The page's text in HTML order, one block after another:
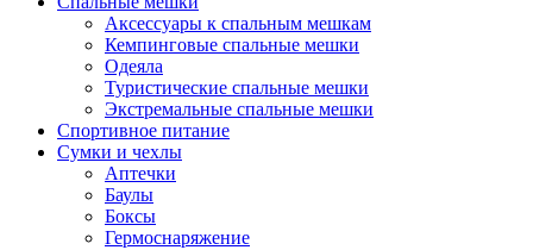
Аксессуары к спальным мешкам
Кемпинговые спальные мешки
Одеяла
Туристические спальные мешки
Экстремальные спальные мешки
Спортивное питание
Сумки и чехлы
Аптечки
Баулы
Боксы
Гермоснаряжение